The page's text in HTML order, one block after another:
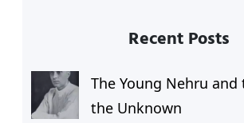
Recent Posts
The Young Nehru and
the Unknown